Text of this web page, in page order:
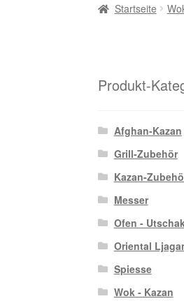
Startseite
Produkt-
Afghan-Kazan
Grill-Zubehör
Kazan-
Messer
Ofen -
Oriental
Spiesse
Wok - Kazan